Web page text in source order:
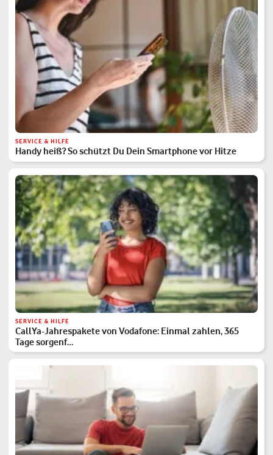
SERVICE & HILFE
Handy heiß? So schützt Du Dein Smartphone vor Hitze
SERVICE & HILFE
CallYa-Jahrespakete von Vodafone: Einmal zahlen, 365
Tage sorgenf…